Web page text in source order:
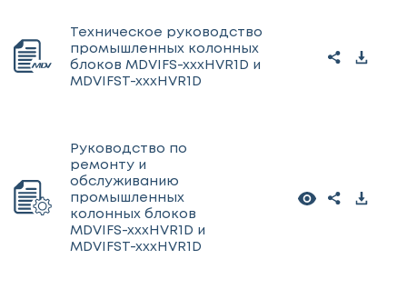
Техническое руководство
промышленных колонных
блоков MDVIFS-xxxHVR1D и
MDVIFST-xxxHVR1D
Руководство по
ремонту и
обслуживанию
промышленных
колонных блоков
MDVIFS-xxxHVR1D и
MDVIFST-xxxHVR1D